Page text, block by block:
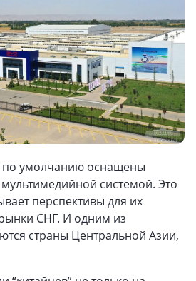
умолчанию оснащены
системой. Это
перспективы для их
СНГ. И одним из
страны Центральной Азии,